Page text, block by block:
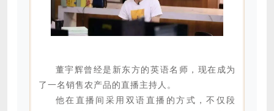
董宇辉曾经是新东方的英语名师，现在成为
了一名销售农产品的直播主持人。
他在直播间采用双语直播的方式，不仅段